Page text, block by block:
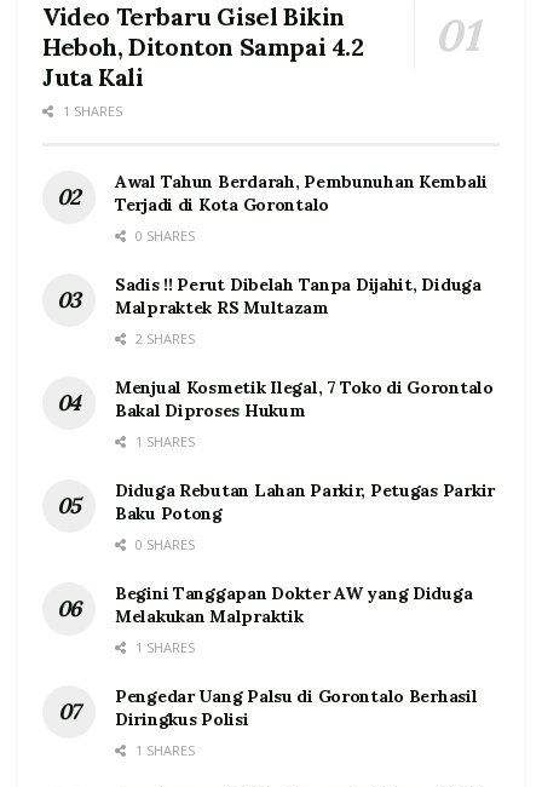
Video Terbaru Gisel Bikin
Heboh, Ditonton Sampai 4.2
Juta Kali
1 SHARES
Awal Tahun Berdarah, Pembunuhan Kembali
Terjadi di Kota Gorontalo
0 SHARES
Sadis !! Perut Dibelah Tanpa Dijahit, Diduga
Malpraktek RS Multazam
2 SHARES
Menjual Kosmetik Ilegal, 7 Toko di Gorontalo
Bakal Diproses Hukum
1 SHARES
Diduga Rebutan Lahan Parkir, Petugas Parkir
Baku Potong
0 SHARES
Begini Tanggapan Dokter AW yang Diduga
Melakukan Malpraktik
1 SHARES
Pengedar Uang Palsu di Gorontalo Berhasil
Diringkus Polisi
1 SHARES